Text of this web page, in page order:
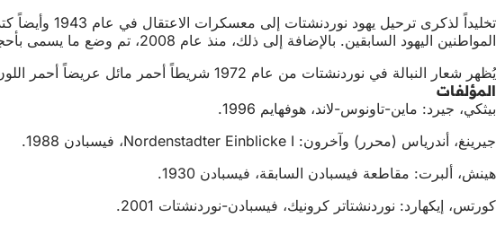
المواطنين اليهود السابقين. بالإضافة إلى ذلك، منذ عام 2008، تم وضع ما يسمى بأحجار العثرة في عدة شوارع تخليداً لذكرى العائلات اليهودية التي عاشت هنا.
يُظهر شعار النبالة في نوردنشتات من عام 1972 شريطاً أحمر مائل عريضاً أحمر اللون باللون الفضي بين عجلتين مسننتين حمراوين، يعلوهما كتاب فضي مفتوح.
المؤلفات
بيثكي، جيرد: ماين-تاونوس-لاند، هوفهايم 1996.
جيرينغ، أندرياس (محرر) وآخرون: Nordenstadter Einblicke I، فيسبادن 1988.
هينش، ألبرت: مقاطعة فيسبادن السابقة، فيسبادن 1930.
كورتس، إيكهارد: نوردنشتاتر كرونيك، فيسبادن-نوردنشتات 2001.